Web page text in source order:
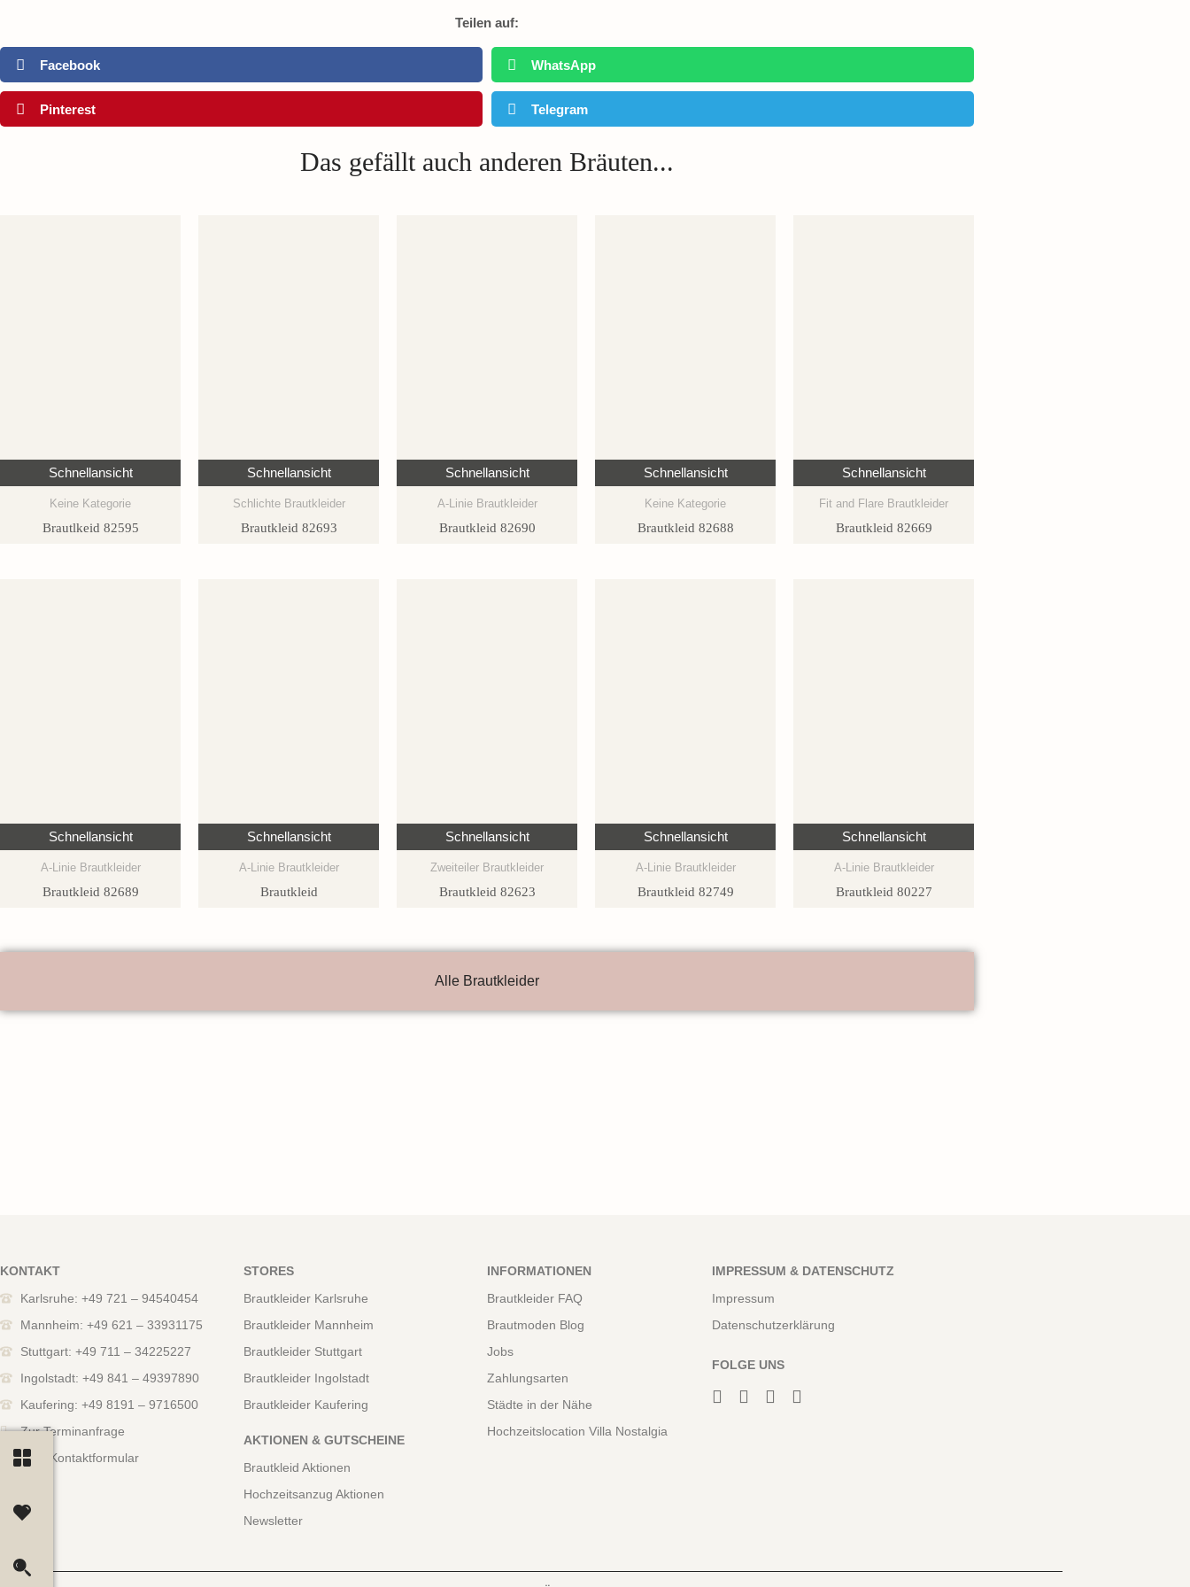
Teilen auf:
Facebook WhatsApp
Pinterest Telegram
Das gefällt auch anderen Bräuten...
Schnellansicht
Keine Kategorie
Brautlkeid 82595
Schnellansicht
Schlichte Brautkleider
Brautkleid 82693
Schnellansicht
A-Linie Brautkleider
Brautkleid 82690
Schnellansicht
Keine Kategorie
Brautkleid 82688
Schnellansicht
Fit and Flare Brautkleider
Brautkleid 82669
Schnellansicht
A-Linie Brautkleider
Brautkleid 82689
Schnellansicht
A-Linie Brautkleider
Brautkleid
Schnellansicht
Zweiteiler Brautkleider
Brautkleid 82623
Schnellansicht
A-Linie Brautkleider
Brautkleid 82749
Schnellansicht
A-Linie Brautkleider
Brautkleid 80227
Alle Brautkleider
KONTAKT
Karlsruhe: +49 721 – 94540454
Mannheim: +49 621 – 33931175
Stuttgart: +49 711 – 34225227
Ingolstadt: +49 841 – 49397890
Kaufering: +49 8191 – 9716500
Zur Terminanfrage
Zum Kontaktformular
STORES
Brautkleider Karlsruhe
Brautkleider Mannheim
Brautkleider Stuttgart
Brautkleider Ingolstadt
Brautkleider Kaufering
AKTIONEN & GUTSCHEINE
Brautkleid Aktionen
Hochzeitsanzug Aktionen
Newsletter
INFORMATIONEN
Brautkleider FAQ
Brautmoden Blog
Jobs
Zahlungsarten
Städte in der Nähe
Hochzeitslocation Villa Nostalgia
IMPRESSUM & DATENSCHUTZ
Impressum
Datenschutzerklärung
FOLGE UNS